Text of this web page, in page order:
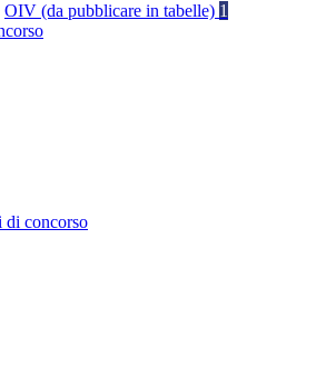
OIV (da pubblicare in tabelle) 1
di concorso